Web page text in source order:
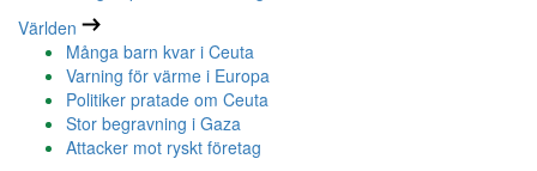
Världen
Många barn kvar i Ceuta
Varning för värme i Europa
Politiker pratade om Ceuta
Stor begravning i Gaza
Attacker mot ryskt företag